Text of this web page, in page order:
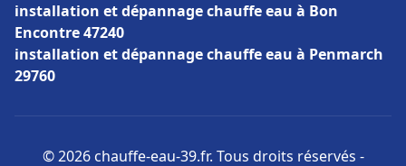
installation et dépannage chauffe eau à Bon
Encontre 47240
installation et dépannage chauffe eau à Penmarch
29760
© 2026 chauffe-eau-39.fr. Tous droits réservés -